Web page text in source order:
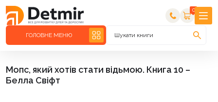
0
ГОЛОВНЕ МЕНЮ Шукати книги
Мопс, який хотів стати відьмою. Книга 10 –
Белла Свіфт